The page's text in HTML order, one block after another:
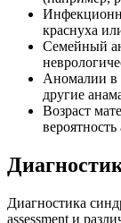
краснуха
Семейный
Аномалии в
другие
Возраст
Диагностика
assessment и